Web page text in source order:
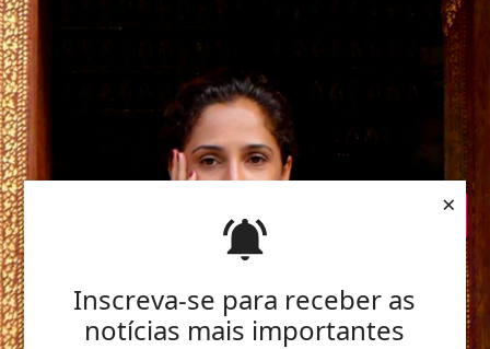
Inscreva-se para receber as
notícias mais importantes
×